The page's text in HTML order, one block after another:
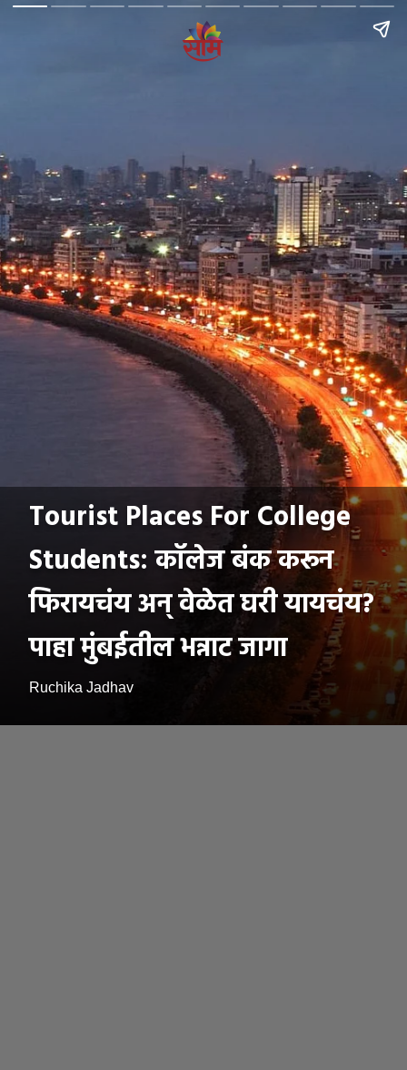
Tourist Places For College
Students: कॉलेज बंक करून
फिरायचंय अन् वेळेत घरी यायचंय?
पाहा मुंबईतील भन्नाट जागा
Ruchika Jadhav